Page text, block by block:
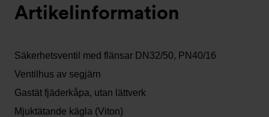
nu)
Artikelinformation
Säkerhetsventil med flänsar DN32/50, PN40/16
Ventilhus av segjärn
Gastät fjäderkåpa, utan lättverk
Mjuktätande kägla (Viton)